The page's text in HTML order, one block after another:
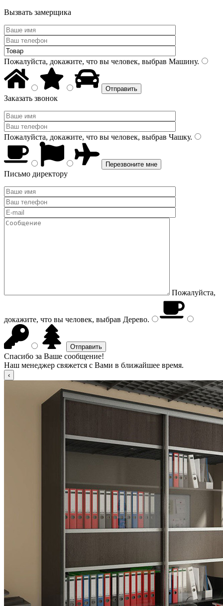
Вызвать замерщика
Пожалуйста, докажите, что вы человек, выбрав Машину.
Заказать звонок
Пожалуйста, докажите, что вы человек, выбрав Чашку.
Письмо директору
Пожалуйста,
докажите, что вы человек, выбрав Дерево.
Спасибо за Ваше сообщение!
Наш менеджер свяжется с Вами в ближайшее время.